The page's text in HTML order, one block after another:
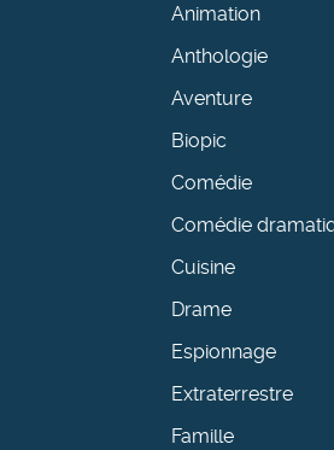
Animation
Anthologie
Aventure
Biopic
Comédie
Comédie
Cuisine
Drame
Espionnage
Extraterrestre
Famille